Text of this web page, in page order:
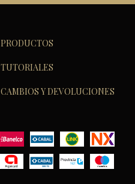
PRODUCTOS
TUTORIALES
CAMBIOS Y DEVOLUCIONES